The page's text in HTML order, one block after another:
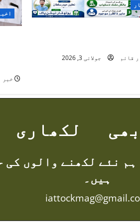
خبر
قائم جولائی 3, 2026
لکھاری
نئے لکھنے والوں
ہیں۔